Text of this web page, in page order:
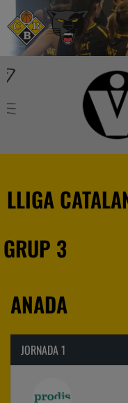
LLIGA
GRUP 3
ANADA
JORNADA 1